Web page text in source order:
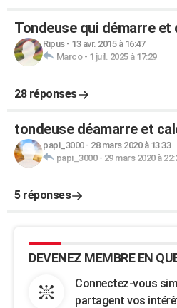
Tondeuse qui démarre et
Ripus- 13 avr. 2015 à 16:47
Marco- 1 juil. 2025 à 17:29
28 réponses
tondeuse déamarre et
papi_3000- 28 mars 2020 à 13:33
papi_3000- 29 mars 2020 à
5 réponses
DEVENEZ MEMBRE EN
Connectez-vous
partagent vos